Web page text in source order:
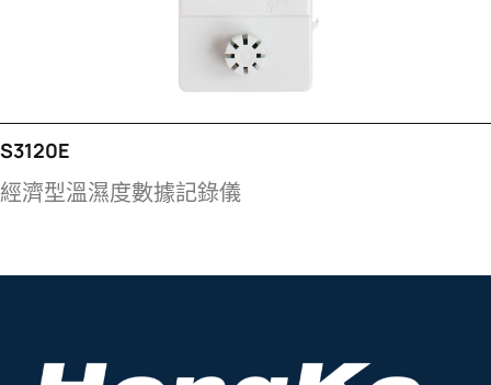
S3120E
經濟型溫濕度數據記錄儀